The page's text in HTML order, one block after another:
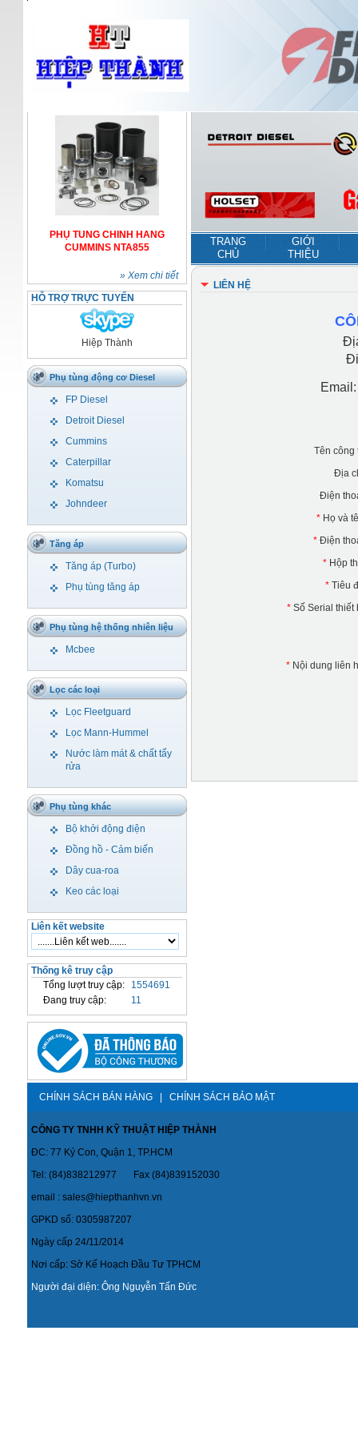
PHỤ TUNG CHINH HANG
CUMMINS NTA855
» Xem chi tiết
HỖ TRỢ TRỰC TUYẾN
Hiệp Thành
Phụ tùng động cơ Diesel
FP Diesel
Detroit Diesel
Cummins
Caterpillar
Komatsu
Johndeer
Tăng áp
Tăng áp (Turbo)
Phụ tùng tăng áp
Phụ tùng hệ thống nhiên liệu
Mcbee
Lọc các loại
Lọc Fleetguard
Lọc Mann-Hummel
Nước làm mát & chất tẩy
rửa
Phụ tùng khác
Bộ khởi động điện
Đồng hồ - Cảm biến
Dây cua-roa
Keo các loại
Liên kết website
Thống kê truy cập
Tổng lượt truy cập:
1554691
Đang truy cập:
11
TRANG
CHỦ
GIỚI
THIỆU
LIÊN HỆ
Tên công
Địa
Điện
* Họ và
* Điện
* Hộp
* Tiêu
* Số Serial thiết
* Nội dung liên
CHÍNH SÁCH BÁN HÀNG CHÍNH SÁCH BẢO MẬT
CÔNG TY TNHH KỸ THUẬT HIỆP THÀNH
ĐC: 77 Ký Con, Quận 1, TP.HCM
Tel: (84)838212977 Fax (84)839152030
email : sales@hiepthanhvn.vn
GPKD số: 0305987207
Ngày cấp 24/11/2014
Nơi cấp: Sở Kế Hoạch Đầu Tư TPHCM
Người đại diện: Ông Nguyễn Tấn Đức